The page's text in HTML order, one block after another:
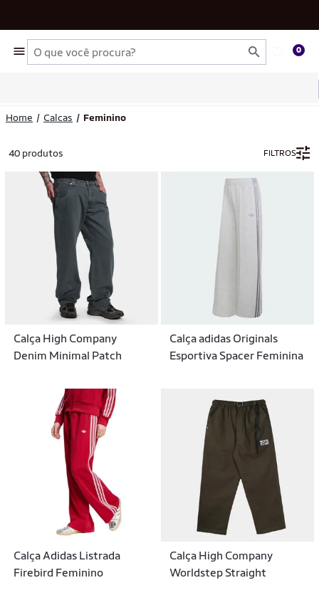
0
Home Calcas Feminino
40 produtos FILTROS
Calça High Company
Denim Minimal Patch
Calça adidas Originals
Esportiva Spacer Feminina
Calça Adidas Listrada
Firebird Feminino
Calça High Company
Worldstep Straight